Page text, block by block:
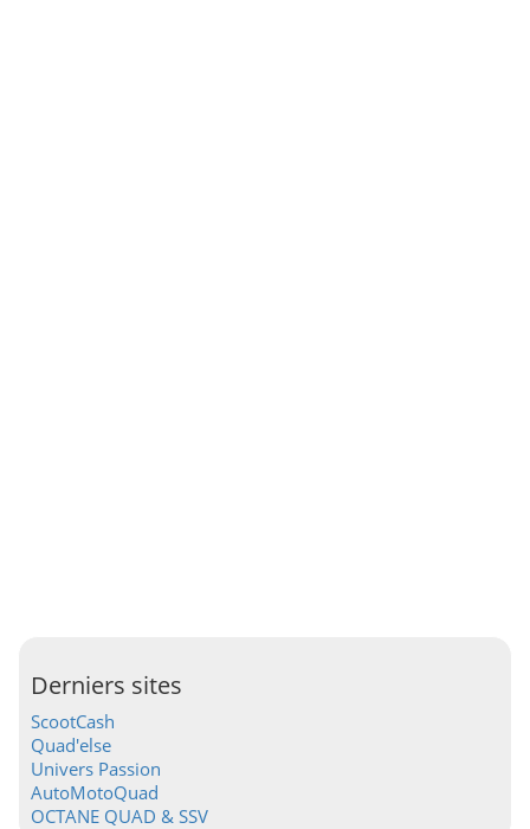
Derniers sites
ScootCash
Quad'else
Univers Passion
AutoMotoQuad
OCTANE QUAD & SSV